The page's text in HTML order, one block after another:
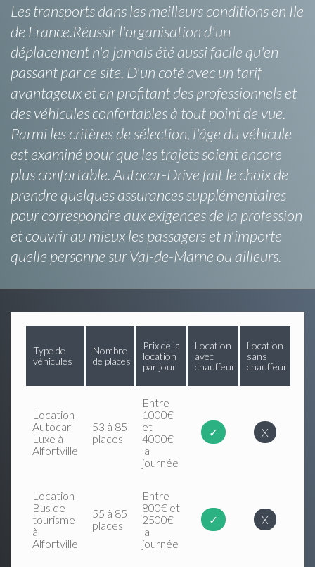
Les transports dans les meilleurs conditions en Ile
de France.Réussir l'organisation d'un
déplacement n'a jamais été aussi facile qu'en
passant par ce site. D'un coté avec un tarif
avantageux et en profitant des professionnels et
des véhicules confortables à tout point de vue.
Parmi les critères de sélection, l'âge du véhicule
est examiné pour que les trajets soient encore
plus confortable. Autocar-Drive fait le choix de
prendre quelques assurances supplémentaires
pour correspondre aux exigences de la profession
et couvrir au mieux les passagers et n'importe
quelle personne sur Val-de-Marne ou ailleurs.
Type de
véhicules
Nombre
de places
Prix de la
location
par jour
Location
avec
chauffeur
Location
sans
chauffeur
Location
Autocar
Luxe à
Alfortville
53 à 85
places
Entre
1000€
et
4000€
la
journée
✓ X
Location
Bus de
tourisme
à
Alfortville
55 à 85
places
Entre
800€ et
2500€
la
journée
✓ X